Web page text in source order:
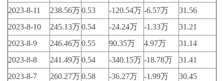
2023-8-11
238.56万0.53 -120.54万 -6.57万
31.56
2023-8-10
245.13万0.54 -24.24万 -1.33万
31.21
2023-8-9
246.46万0.55 90.35万 4.97万
31.14
2023-8-8
241.49万0.54 -340.15万 -18.78万
31.41
2023-8-7
260.27万0.58 -36.27万 -1.99万 30.45